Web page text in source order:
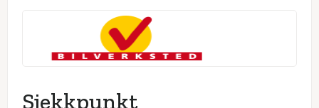
Sjekkpunkt